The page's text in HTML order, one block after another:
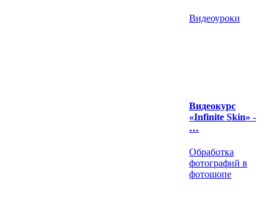
Видеоуроки
Видеокурс
«Infinite Skin» -
…
Обработка
фотографий в
фотошопе